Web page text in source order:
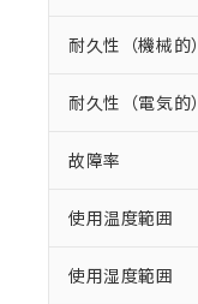
耐久性（機械的）
耐久性（電気的）
故障率
使用温度範囲
使用湿度範囲